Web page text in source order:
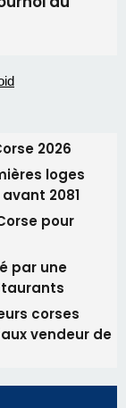
loges
2081
corses
vendeur de
par
sélection de